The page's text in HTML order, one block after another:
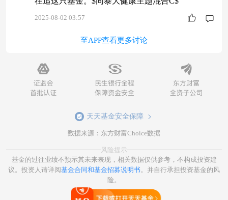
2025-08-02 03:57
至APP查看更多讨论
天天基金安全保障
数据来源：东方财富Choice数据
风险提示
基金的过往业绩不预示其未来表现，相关数据仅供参考，不构成投资建
议。投资人请详阅基金合同和基金招募说明书 。并自行承担投资基金的风
险。
打开天天基金